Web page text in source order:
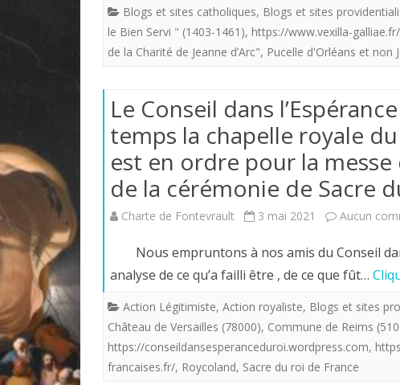
Blogs et sites catholiques, Blogs et sites
le Bien Servi " (1403-1461), https://www.vexilla-galliae.fr/
de la Charité de Jeanne d’Arc", Pucelle d'Orléans et non
Le Conseil dans
temps la chapelle royale
est en ordre pour la
de la cérémonie de Sacre
Charte de Fontevrault 3 mai 2021 Aucun
Nous empruntons à nos amis du Conseil
analyse de ce qu’a failli être , de ce que fût…
Action Légitimiste, Action royaliste, Blogs et sites
Château de Versailles (78000), Commune de Reims
https://conseildansesperanceduroi.wordpress.com,
francaises.fr/, Roycoland, Sacre du roi de France